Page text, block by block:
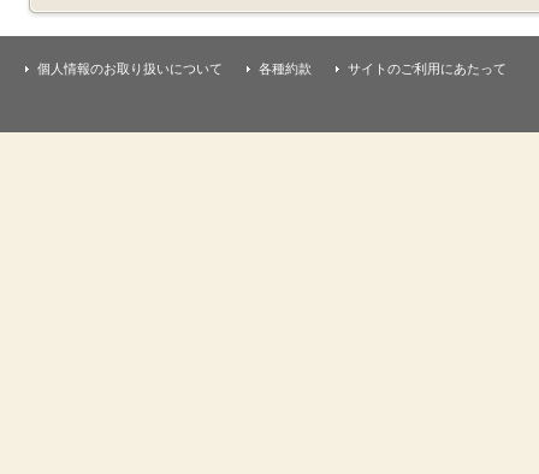
個人情報のお取り扱いについて 各種約款 サイトのご利用にあたって